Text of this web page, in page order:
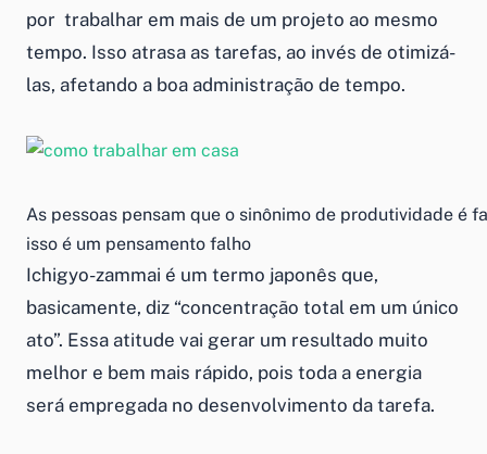
por trabalhar em mais de um projeto ao mesmo
tempo. Isso atrasa as tarefas, ao invés de otimizá-
las, afetando a boa administração de tempo.
As pessoas pensam que o sinônimo de produtividade é
isso é um pensamento falho
Ichigyo-zammai é um termo japonês que,
basicamente, diz “concentração total em um único
ato”. Essa atitude vai gerar um resultado muito
melhor e bem mais rápido, pois toda a energia
será empregada no desenvolvimento da tarefa.